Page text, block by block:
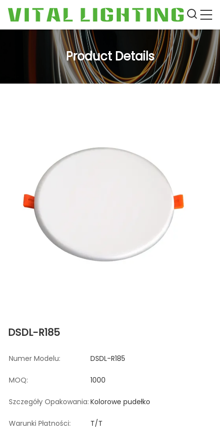
Product Details
DSDL-R185
Numer Modelu: DSDL-R185
MOQ: 1000
Szczegóły Opakowania: Kolorowe pudełko
Warunki Płatności: T/T